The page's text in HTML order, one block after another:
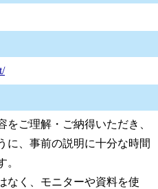
をご理解・ご納得いただき、
に、事前の説明に十分な時間
。
なく、モニターや資料を使